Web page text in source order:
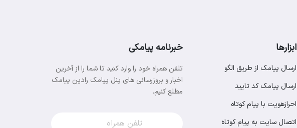
ابزارها
ارسال پیامک از طریق الگو
ارسال پیامک کد تایید
احرازهویت با پیام کوتاه
اتصال سایت به پیام کوتاه
خبرنامه پیامکی
تلفن همراه خود را وارد کنید تا شما را از آخرین
اخبار و بروزرسانی های پنل پیامک رادین پیامک
مطلع کنیم.